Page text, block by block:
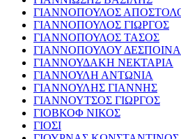
ΓΙΑΝΝΟΠΟΥΛΟΣ
ΓΙΑΝΝΟΠΟΥΛΟΣ ΓΙΩΡΓΟΣ
ΓΙΑΝΝΟΠΟΥΛΟΣ ΤΑΣΟΣ
ΓΙΑΝΝΟΠΟΥΛΟΥ ΔΕΣΠΟΙΝΑ
ΓΙΑΝΝΟΥΔΑΚΗ ΝΕΚΤΑΡΙΑ
ΓΙΑΝΝΟΥΛΗ ΑΝΤΩΝΙΑ
ΓΙΑΝΝΟΥΛΗΣ ΓΙΑΝΝΗΣ
ΓΙΑΝΝΟΥΤΣΟΣ ΓΙΩΡΓΟΣ
ΓΙΟΒΚΟΦ ΝΙΚΟΣ
ΓΙΟΣΙ